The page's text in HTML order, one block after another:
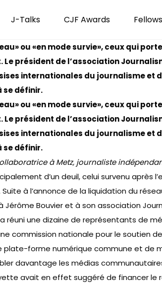
J-Talks CJF Awards
ou «en mode survie», ceux qui
président de l’association
internationales du journalisme et
se définir.
ou «en mode survie», ceux qui
président de l’association
internationales du journalisme et
se définir.
à Metz, journaliste
d’un deuil, celui survenu après
à l’annonce de la liquidation du
Jérôme Bouvier et à son association
réuni une dizaine de représentants de
commission nationale pour le soutien
plate-forme numérique commune et de
davantage les médias
avait en effet suggéré de financer